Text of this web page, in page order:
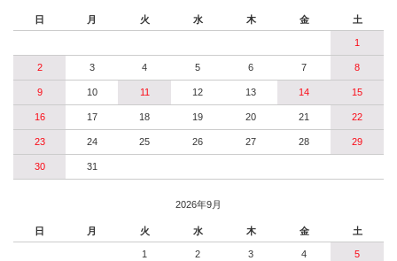
日 月 火 水 木 金 土
1
2 3 4 5 6 7 8
9 10 11 12 13 14 15
16 17 18 19 20 21 22
23 24 25 26 27 28 29
30 31
2026年9月
日 月 火 水 木 金 土
1 2 3 4 5